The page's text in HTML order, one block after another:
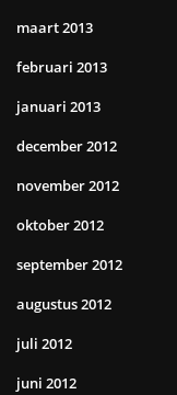
maart 2013
februari 2013
januari 2013
december 2012
november 2012
oktober 2012
september 2012
augustus 2012
juli 2012
juni 2012